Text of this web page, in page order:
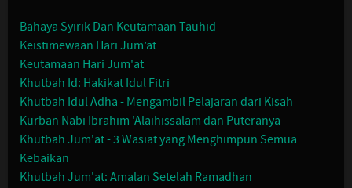
Bahaya Syirik Dan Keutamaan Tauhid
Keistimewaan Hari Jum’at
Keutamaan Hari Jum'at
Khutbah Id: Hakikat Idul Fitri
Khutbah Idul Adha - Mengambil Pelajaran dari Kisah
Kurban Nabi Ibrahim 'Alaihissalam dan Puteranya
Khutbah Jum'at - 3 Wasiat yang Menghimpun Semua
Kebaikan
Khutbah Jum'at: Amalan Setelah Ramadhan